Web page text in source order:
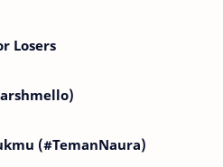
Losers
(#TemanNaura)